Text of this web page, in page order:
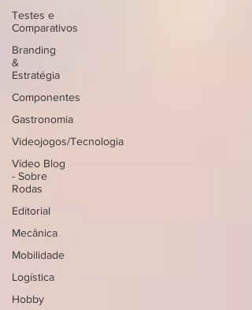
Testes e
Comparativos
Branding
&
Estratégia
Componentes
Gastronomia
Videojogos/Tecnologia
Vídeo Blog
- Sobre
Rodas
Editorial
Mecânica
Mobilidade
Logística
Hobby